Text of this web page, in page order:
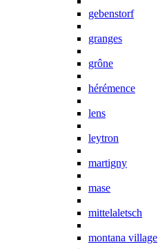
gebenstorf
granges
grône
hérémence
lens
leytron
martigny
mase
mittelaletsch
montana village